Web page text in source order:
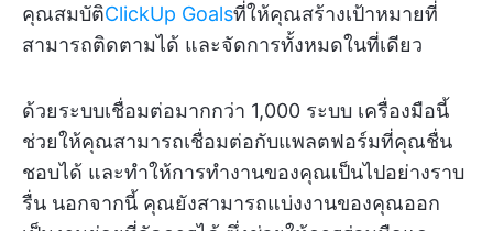
คุณสมบัติClickUp Goalsที่ให้คุณสร้างเป้าหมายที่
สามารถติดตามได้ และจัดการทั้งหมดในที่เดียว
ด้วยระบบเชื่อมต่อมากกว่า 1,000 ระบบ เครื่องมือนี้
ช่วยให้คุณสามารถเชื่อมต่อกับแพลตฟอร์มที่คุณชื่น
ชอบได้ และทำให้การทำงานของคุณเป็นไปอย่างราบ
รื่น นอกจากนี้ คุณยังสามารถแบ่งงานของคุณออก